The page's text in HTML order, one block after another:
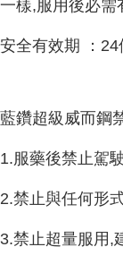
一樣,服用後必需
安全有效期 ：24
藍鑽超級威而鋼
1.服藥後禁止駕駛
2.禁止與任何形
3.禁止超量服用,